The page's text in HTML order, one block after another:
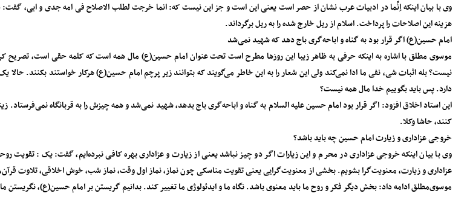
وی با بیان اینکه اِنَّما در ادبیات عرب نشان از حصر است یعنی این است و جز این نیست که: انما خرجت لطلب الاصلاح فی امه جدی و ابی، گفت:
هزینه این اصلاحات را پرداخت. اسلام از ریل خارج شده را به ریل برگرداند.
امام حسین(ع) اگر قرار بود به گناه و اباحه‌گری باج دهد که شهید نمی‌شد
موسوی مطلق با اشاره به اینکه حرفی به ظاهر زیبا این روزها مطرح است تحت عنوان امام حسین(ع) مال همه است که کلمه حقی است،
نیست؟ بله اثبات شی، نفی ما ادا نمی‌کند ولی این شعار را به این خاطر می‌گویند که بتوانند زیر پرچم امام حسین(ع) هرکار خواستند بکنند.
دارد. پس باید بگوییم خدا مال همه نیست؟
این استاد اخلاق افزود: اگر قرار بود امام حسین علیه السلام به گناه و‌ اباحه‌گری باج بدهد، شهید نمی‌شد و همه چیزش را به قربانگاه
کنند، حاشا وکلا.
خروجی عزاداری و زیارت امام حسین چه باید باشد؟
وی با بیان اینکه خروجی عزاداری در محرم و این زیارات اگر دو چیز نباشد یعنی از زیارت و عزاداری بهره کافی نبرده‌ایم، گفت: یک : تقویت
عزاداری و زیارت، معنویت‌گرا بشویم. بخشی از معنویت‌گرایی یعنی تقویت مناسکی چون نماز، نماز اول وقت، نماز شب، خوش اخلاقی، تلاوت
موسوی‌مطلق ادامه داد: بخش دیگر فکر و روح ما باید معنوی باشد. نگاه ما و ایدئولوژی ما تغییر کند. بدانیم گریستن بر امام حسین(ع)، نگریستن